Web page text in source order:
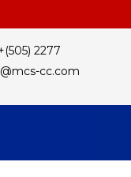
2277
cc.com